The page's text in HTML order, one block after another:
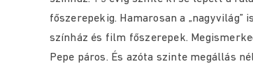
főszerepekig. Hamarosan a
színház és film főszerepek.
Pepe páros. És azóta szinte megállás